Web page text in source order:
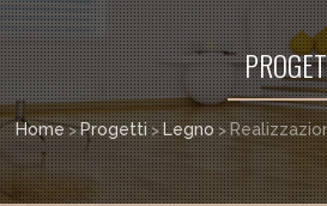
Home>Progetti>Legno>